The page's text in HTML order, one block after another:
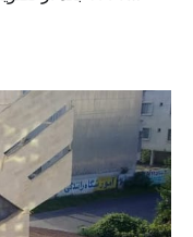
شکل گرفته باشد